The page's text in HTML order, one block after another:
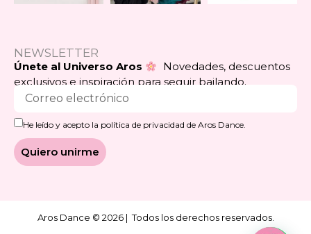
NEWSLETTER
Únete al Universo Aros
Novedades, descuentos
exclusivos e inspiración para seguir bailando.
He leído y acepto la política de privacidad de Aros Dance.
Quiero unirme
Aros Dance © 2026 | Todos los derechos reservados.